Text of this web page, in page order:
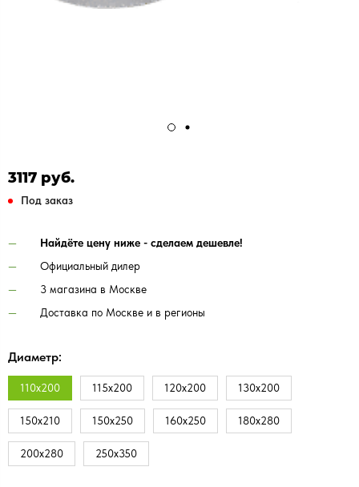
3117 руб.
Под заказ
Найдёте цену ниже - сделаем дешевле!
Официальный дилер
3 магазина в Москве
Доставка по Москве и в регионы
Диаметр:
110х200 115х200 120х200 130х200
150х210 150х250 160х250 180х280
200х280 250х350